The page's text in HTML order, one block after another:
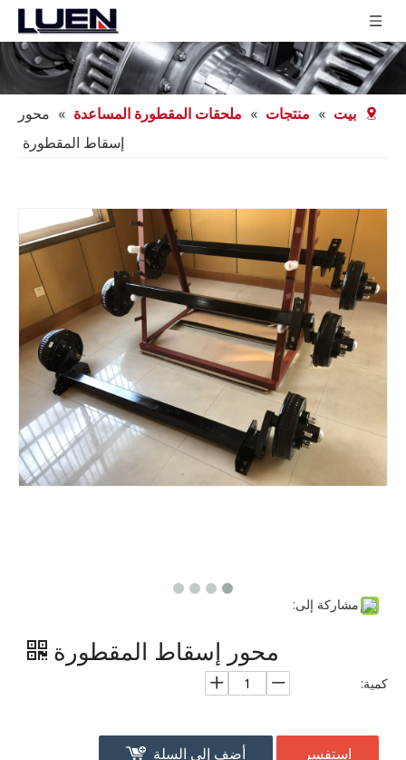
بيت » منتجات » ملحقات المقطورة المساعدة » محور
إسقاط المقطورة
مشاركة إلى:
محور إسقاط المقطورة
كمية:
استفسر أضف إلى السلة